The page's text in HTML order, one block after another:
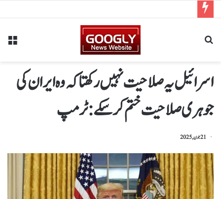
اسرائیل یہ صلاحیت نہیں رکھتا کہ وہ ایران کی
جوہری صلاحیت ختم کر سکے: ٹرمپ
21 جون, 2025